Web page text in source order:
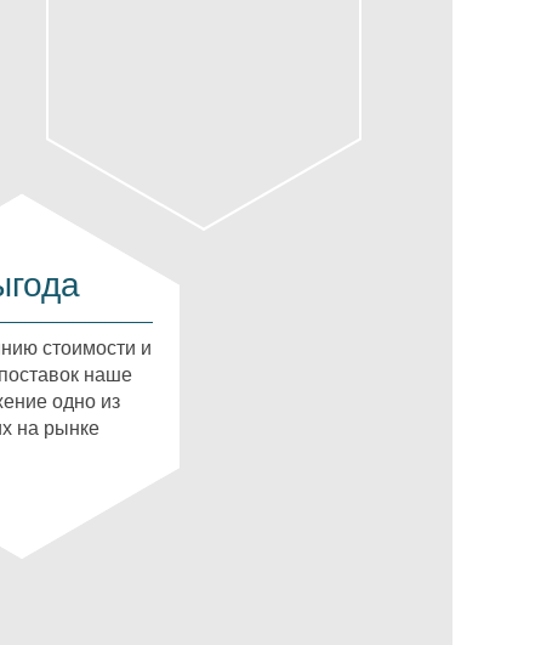
стоимости и
наше
одно из
на рынке